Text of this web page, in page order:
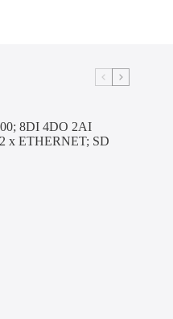
8DI 4DO 2AI
x ETHERNET; SD